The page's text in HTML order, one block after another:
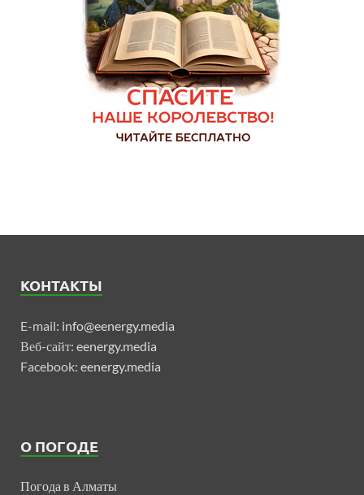
КОНТАКТЫ
E-mail: info@eenergy.media
Веб-сайт: eenergy.media
Facebook: eenergy.media
О ПОГОДЕ
Погода в Алматы